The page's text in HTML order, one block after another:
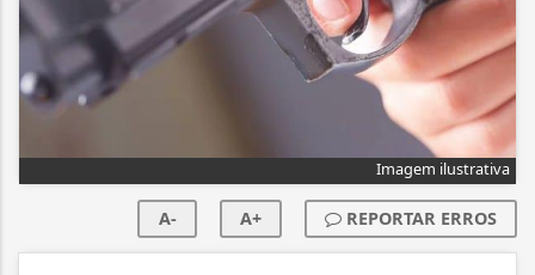
Imagem ilustrativa
A- A+ REPORTAR ERROS